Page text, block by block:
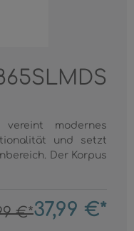
vereint modernes
und setzt
Der Korpus
€*37,99 €*